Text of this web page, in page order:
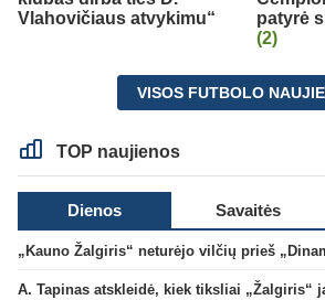
Vlahovičiaus atvykimu“
patyrė
(2)
VISOS FUTBOLO
TOP naujienos
Dienos Savaitės
„Kauno Žalgiris“ neturėjo vilčių prieš